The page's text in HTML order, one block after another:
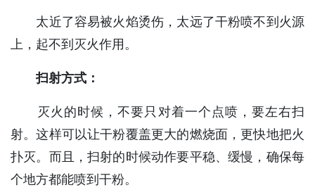
太近了容易被火焰烫伤，太远了干粉喷不到火源
上，起不到灭火作用。
扫射方式：
灭火的时候，不要只对着一个点喷，要左右扫
射。这样可以让干粉覆盖更大的燃烧面，更快地把火
扑灭。而且，扫射的时候动作要平稳、缓慢，确保每
个地方都能喷到干粉。